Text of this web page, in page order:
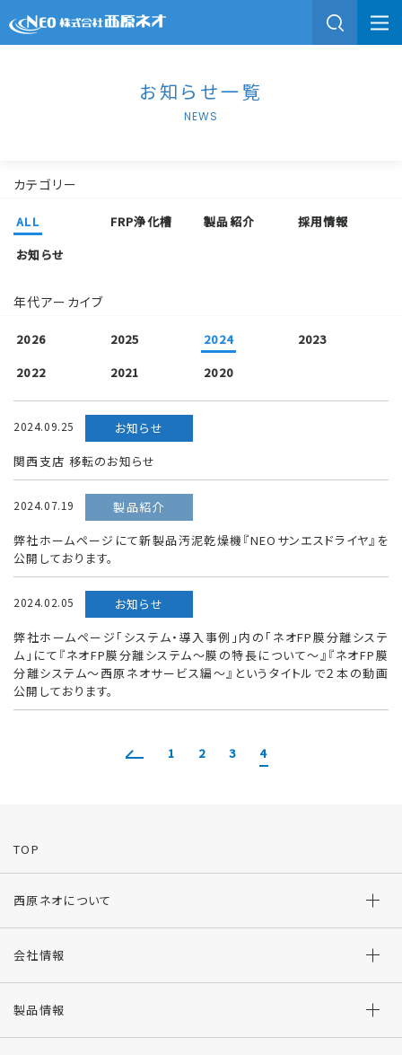
お知らせ一覧
NEWS
カテゴリー
ALL FRP浄化槽 製品紹介
採用情報
お知らせ
年代アーカイブ
2026 2025 2024
2023
2022
2021 2020
2024.09.25
お知らせ
関西支店 移転のお知らせ
2024.07.19
製品紹介
弊社ホームページにて新製品汚泥乾燥機『NEOサンエスドライヤ』を
公開しております。
2024.02.05
お知らせ
弊社ホームページ「システム・導入事例」内の「ネオFP膜分離システ
ム」にて『ネオFP膜分離システム～膜の特長について～』『ネオFP膜
分離システム～西原ネオサービス編～』というタイトルで２本の動画
公開しております。
1 2 3 4
TOP
西原ネオについて
会社情報
製品情報